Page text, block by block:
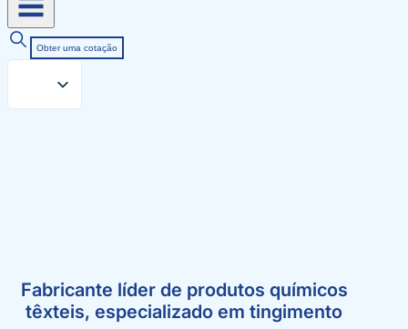
Obter uma cotação
Fabricante líder de produtos químicos
têxteis, especializado em tingimento